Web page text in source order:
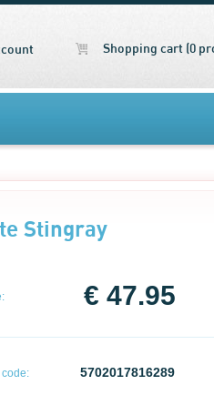
Shopping cart (0
Stingray
€ 47.95
code: 5702017816289